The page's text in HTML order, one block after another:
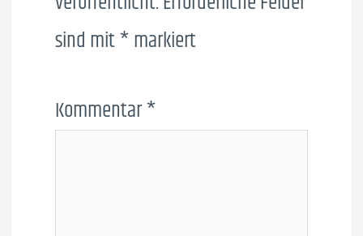
sind mit*markiert
Kommentar*